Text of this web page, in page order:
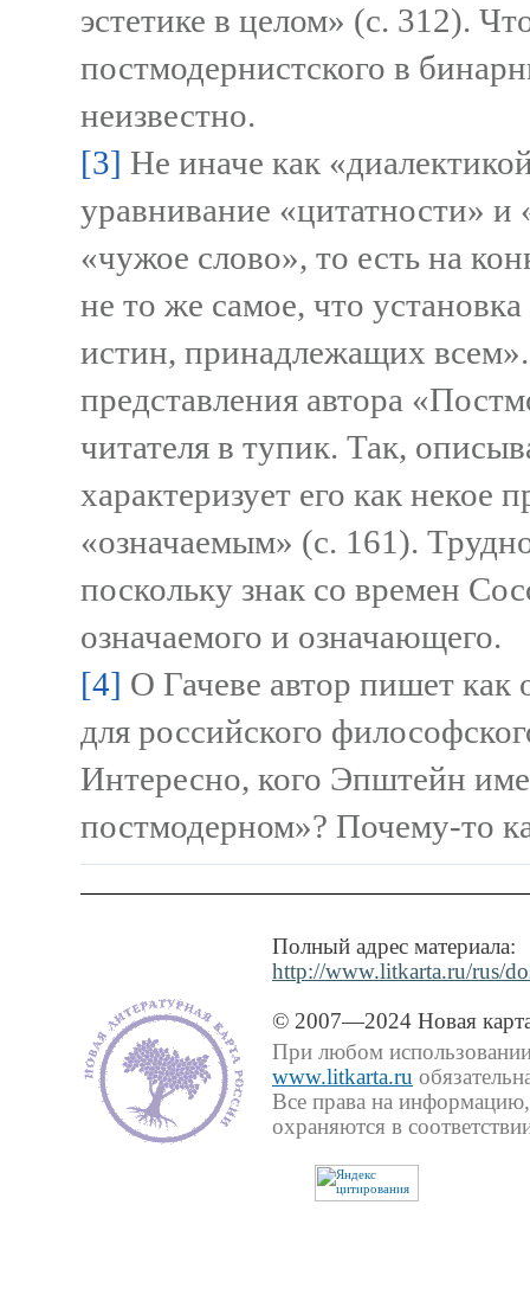
эстетике в целом» (с. 312).
постмодернистского в
неизвестно.
[3] Не иначе как
уравнивание «цитатности»
«чужое слово», то есть на
не то же самое, что
истин, принадлежащих
представления автора
читателя в тупик. Так,
характеризует его как некое
«означаемым» (с. 161).
поскольку знак со времен
означаемого и означающего.
[4] О Гачеве автор пишет как
для российского
Интересно, кого Эпштейн
постмодерном»? Почему-то
Полный адрес материала:
http://www.litkarta.ru/rus/
© 2007—2024 Новая
При любом использовании
www.litkarta.ru
Все права на
охраняются в